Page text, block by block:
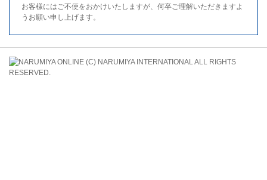
お客様にはご不便をおかけいたしますが、何卒ご理解いただきますよ
うお願い申し上げます。